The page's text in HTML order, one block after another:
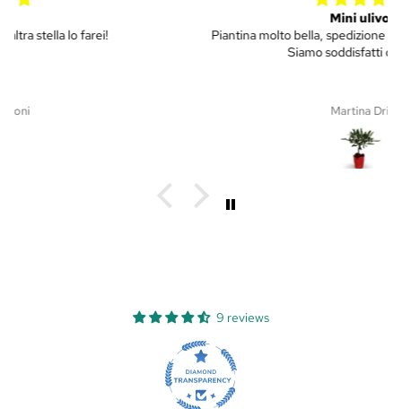
Piantina molto bella, spedizione efficiente e puntuale.
9 reviews